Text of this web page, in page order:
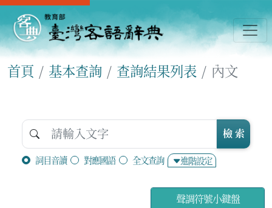
首頁 基本查詢 查詢結果列表 內文
詞目音讀 對應國語 全文查詢 進階設定
檢 索
聲調符號小鍵盤